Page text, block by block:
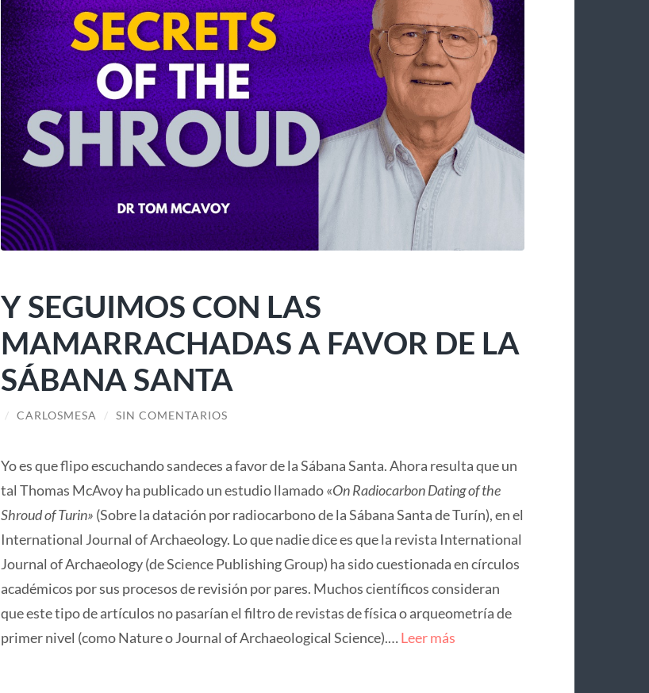
Y SEGUIMOS CON LAS
MAMARRACHADAS A FAVOR DE LA
SÁBANA SANTA
/ CARLOSMESA / SIN COMENTARIOS
Yo es que flipo escuchando sandeces a favor de la Sábana Santa. Ahora resulta que un
tal Thomas McAvoy ha publicado un estudio llamado «On Radiocarbon Dating of the
Shroud of Turin» (Sobre la datación por radiocarbono de la Sábana Santa de Turín), en el
International Journal of Archaeology. Lo que nadie dice es que la revista International
Journal of Archaeology (de Science Publishing Group) ha sido cuestionada en círculos
académicos por sus procesos de revisión por pares. Muchos científicos consideran
que este tipo de artículos no pasarían el filtro de revistas de física o arqueometría de
primer nivel (como Nature o Journal of Archaeological Science).…Leer más